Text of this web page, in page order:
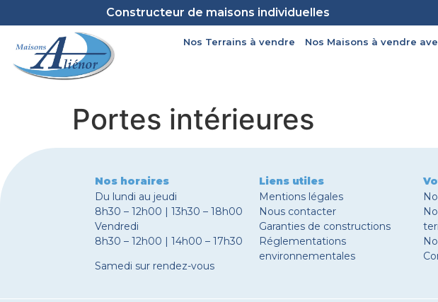
Constructeur de maisons individuelles
Nos Terrains à vendre Nos Maisons à vendre
Portes intérieures
Nos horaires
Du lundi au jeudi
8h30 – 12h00 | 13h30 – 18h00
Vendredi
8h30 – 12h00 | 14h00 – 17h30
Samedi sur rendez-vous
Liens utiles
Mentions légales
Nous contacter
Garanties de constructions
Réglementations
environnementales